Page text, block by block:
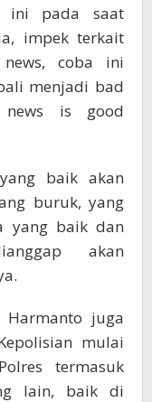
ini pada saat
impek terkait
coba ini
menjadi bad
is good
baik akan
buruk, yang
yang baik dan
akan
juga
mulai
termasuk
lain, baik di